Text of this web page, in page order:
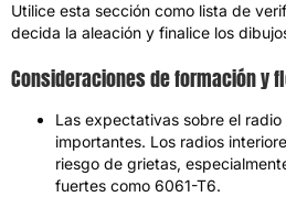
Utilice esta sección como lista de
decida la aleación y finalice los
Consideraciones de formación y
Las expectativas sobre el
importantes. Los radios
riesgo de grietas,
fuertes como 6061-T6.